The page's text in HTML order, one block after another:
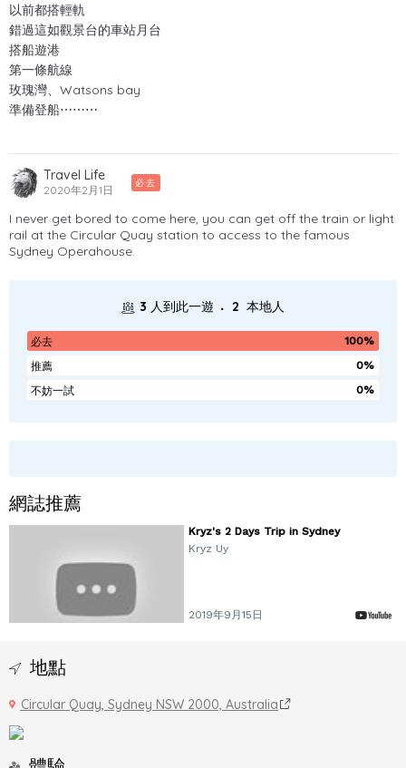
以前都搭輕軌
錯過這如觀景台的車站月台
搭船遊港
第一條航線
玫瑰灣、Watsons bay
準備登船⋯⋯⋯
Travel Life
2020年2月1日
必去
I never get bored to come here, you can get off the train or light
rail at the Circular Quay station to access to the famous
Sydney Operahouse.
3 人到此一遊 . 2 本地人
必去
100%
推薦
0%
不妨一試
0%
網誌推薦
Kryz's 2 Days Trip in Sydney
Kryz Uy
2019年9月15日
地點
Circular Quay, Sydney NSW 2000, Australia